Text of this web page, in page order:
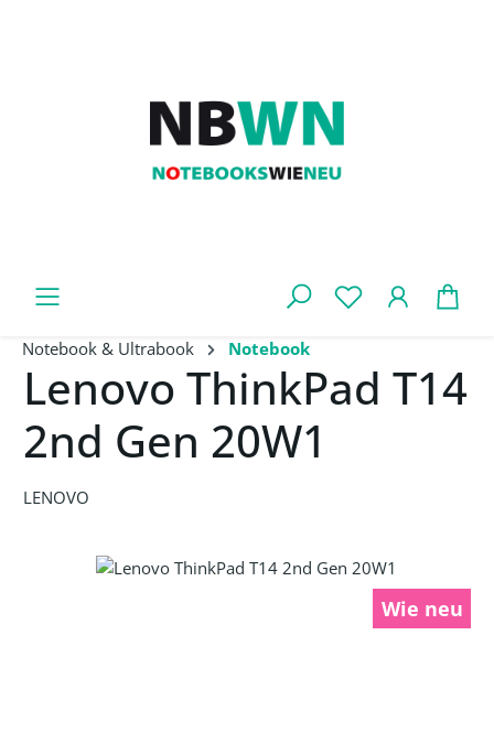
Notebook & Ultrabook Notebook
Lenovo ThinkPad T14
2nd Gen 20W1
LENOVO
Bildergalerie überspringen
Wie neu